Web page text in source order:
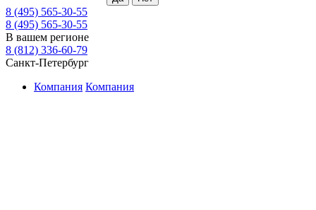
8 (495) 565-30-55
8 (495) 565-30-55
В вашем регионе
8 (812) 336-60-79
Санкт-Петербург
Компания Компания